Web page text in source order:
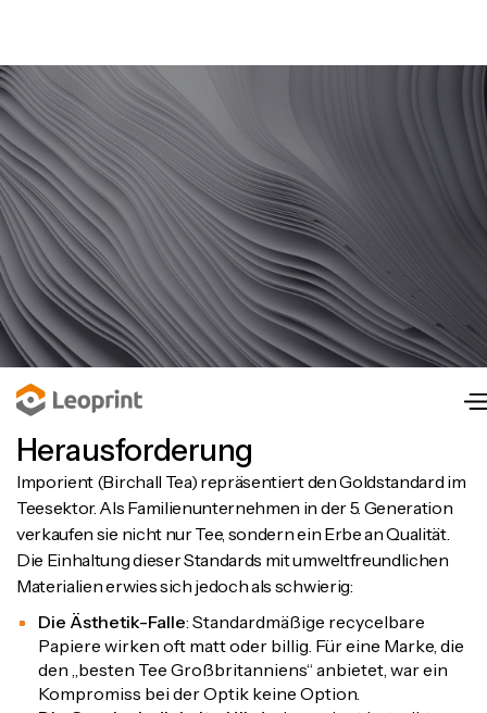
Herausforderung
Imporient (Birchall Tea) repräsentiert den Goldstandard im
Teesektor. Als Familienunternehmen in der 5. Generation
verkaufen sie nicht nur Tee, sondern ein Erbe an Qualität.
Die Einhaltung dieser Standards mit umweltfreundlichen
Materialien erwies sich jedoch als schwierig:
Die Ästhetik-Falle: Standardmäßige recycelbare
Papiere wirken oft matt oder billig. Für eine Marke, die
den „besten Tee Großbritanniens“ anbietet, war ein
Kompromiss bei der Optik keine Option.